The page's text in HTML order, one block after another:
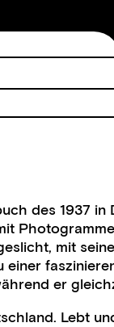
des 1937
mit
er
Lebt